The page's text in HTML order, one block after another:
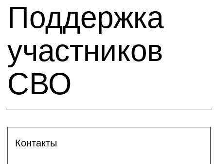
Поддержка
участников
СВО
Контакты